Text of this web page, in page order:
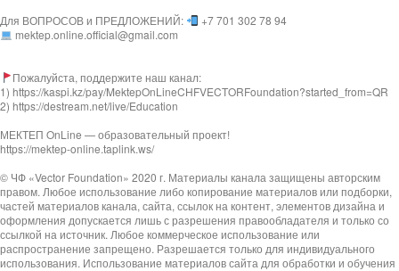
Для ВОПРОСОВ и ПРЕДЛОЖЕНИЙ:
+7 701 302 78 94
mektep.online.official@gmail.com
Пожалуйста, поддержите наш канал:
1) https://kaspi.kz/pay/MektepOnLineCHFVECTORFoundation?started_from=QR
2) https://destream.net/live/Education
МЕКТЕП OnLine — образовательный проект!
https://mektep-online.taplink.ws/
© ЧФ «Vector Foundation» 2020 г. Материалы канала защищены авторским
правом. Любое использование либо копирование материалов или подборки,
частей материалов канала, сайта, ссылок на контент, элементов дизайна и
оформления допускается лишь с разрешения правообладателя и только со
ссылкой на источник. Любое коммерческое использование или
распространение запрещено. Разрешается только для индивидуального
использования. Использование материалов сайта для обработки и обучения